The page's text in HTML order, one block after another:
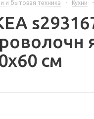
и бытовая техника - Кухни -
см